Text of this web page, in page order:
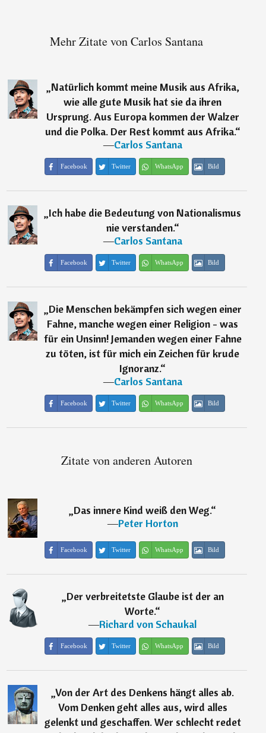
Mehr Zitate von Carlos Santana
„Natürlich kommt meine Musik aus Afrika,
wie alle gute Musik hat sie da ihren
Ursprung. Aus Europa kommen der Walzer
und die Polka. Der Rest kommt aus Afrika.“
―Carlos Santana
Facebook Twitter WhatsApp Bild
„Ich habe die Bedeutung von Nationalismus
nie verstanden.“
―Carlos Santana
Facebook Twitter WhatsApp Bild
„Die Menschen bekämpfen sich wegen einer
Fahne, manche wegen einer Religion - was
für ein Unsinn! Jemanden wegen einer Fahne
zu töten, ist für mich ein Zeichen für krude
Ignoranz.“
―Carlos Santana
Facebook Twitter WhatsApp Bild
Zitate von anderen Autoren
„Das innere Kind weiß den Weg.“
―Peter Horton
Facebook Twitter WhatsApp Bild
„Der verbreitetste Glaube ist der an
Worte.“
―Richard von Schaukal
Facebook Twitter WhatsApp Bild
„Von der Art des Denkens hängt alles ab.
Vom Denken geht alles aus, wird alles
gelenkt und geschaffen. Wer schlecht redet